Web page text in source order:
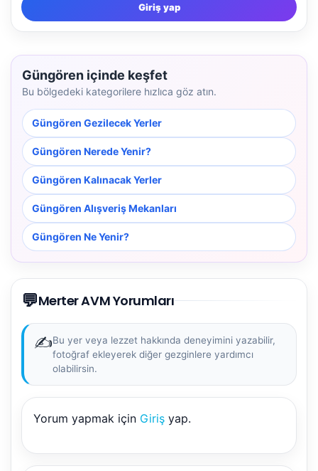
Giriş yap
Güngören içinde keşfet
Bu bölgedeki kategorilere hızlıca göz atın.
Güngören Gezilecek Yerler
Güngören Nerede Yenir?
Güngören Kalınacak Yerler
Güngören Alışveriş Mekanları
Güngören Ne Yenir?
💬Merter AVM Yorumları
✍️Bu yer veya lezzet hakkında deneyimini yazabilir,
fotoğraf ekleyerek diğer gezginlere yardımcı
olabilirsin.
Yorum yapmak için Giriş yap.
NBY Akıllı Asistan
önerir.